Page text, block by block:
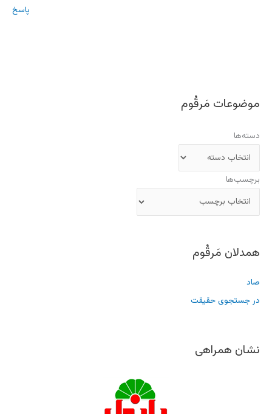
پاسخ
موضوعات مَرقُوم
دسته‌ها
برچسب‌ها
همدلان مَرقُوم
صاد
در جستجوی حقیقت
نشان همراهی